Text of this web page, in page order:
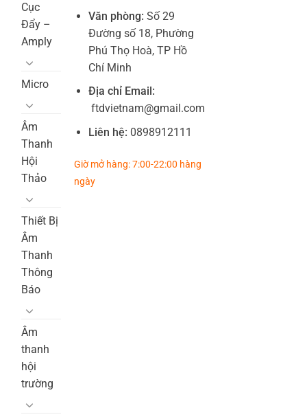
Cục
Đẩy –
Amply
Micro
Âm
Thanh
Hội
Thảo
Thiết Bị
Âm
Thanh
Thông
Báo
Âm
thanh
hội
trường
Văn phòng: Số 29
Đường số 18, Phường
Phú Thọ Hoà, TP Hồ
Chí Minh
Địa chỉ Email:
ftdvietnam@gmail.com
Liên hệ: 0898912111
Giờ mở hàng: 7:00-22:00 hàng
ngày